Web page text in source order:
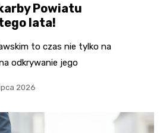
Powiatu
lata!
to czas nie tylko na
odkrywanie jego
2026